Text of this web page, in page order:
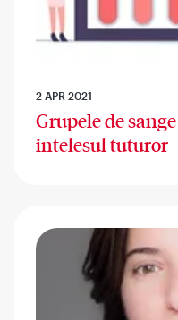
2 APR 2021
Grupele de
intelesul tuturor